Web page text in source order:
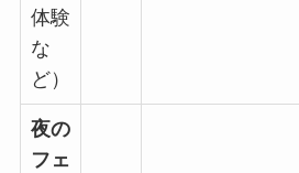
体験
な
ど）
夜の
フェ